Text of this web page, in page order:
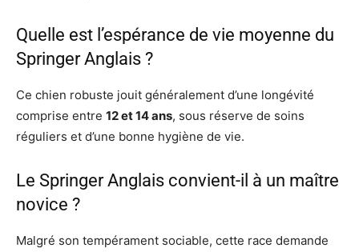
Quelle est l’espérance de vie moyenne du
Springer Anglais ?
Ce chien robuste jouit généralement d’une longévité
comprise entre 12 et 14 ans, sous réserve de soins
réguliers et d’une bonne hygiène de vie.
Le Springer Anglais convient-il à un maître
novice ?
Malgré son tempérament sociable, cette race demande